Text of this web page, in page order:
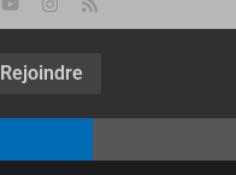
Rejoindre